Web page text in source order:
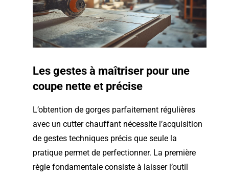
Les gestes à maîtriser pour une
coupe nette et précise
L’obtention de gorges parfaitement régulières
avec un cutter chauffant nécessite l’acquisition
de gestes techniques précis que seule la
pratique permet de perfectionner. La première
règle fondamentale consiste à laisser l’outil